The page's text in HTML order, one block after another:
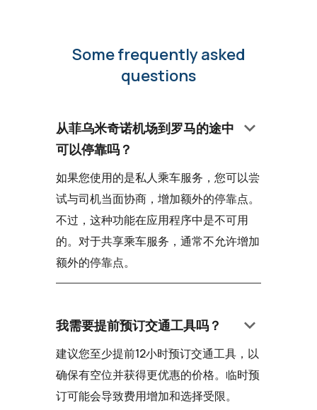
Some frequently asked
questions
从菲乌米奇诺机场到罗马的途中
可以停靠吗？
keyboard_arrow_down
如果您使用的是私人乘车服务，您可以尝
试与司机当面协商，增加额外的停靠点。
不过，这种功能在应用程序中是不可用
的。对于共享乘车服务，通常不允许增加
额外的停靠点。
我需要提前预订交通工具吗？ keyboard_arrow_down
建议您至少提前12小时预订交通工具，以
确保有空位并获得更优惠的价格。临时预
订可能会导致费用增加和选择受限。